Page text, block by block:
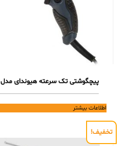
پیچگوشتی تک سرعته هیوندای مدل HP231-DD
اطلاعات بیشتر
تخفیف!